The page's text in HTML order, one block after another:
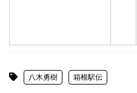
八木勇樹 箱根駅伝